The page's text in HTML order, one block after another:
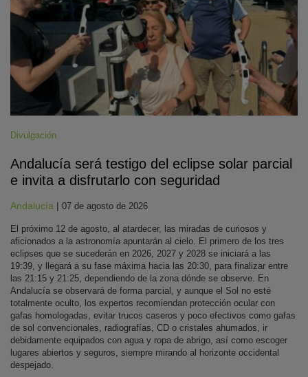
Divulgación
Andalucía será testigo del eclipse solar parcial
e invita a disfrutarlo con seguridad
Andalucía | 07 de agosto de 2026
El próximo 12 de agosto, al atardecer, las miradas de curiosos y
aficionados a la astronomía apuntarán al cielo. El primero de los tres
eclipses que se sucederán en 2026, 2027 y 2028 se iniciará a las
19:39, y llegará a su fase máxima hacia las 20:30, para finalizar entre
las 21:15 y 21:25, dependiendo de la zona dónde se observe. En
Andalucía se observará de forma parcial, y aunque el Sol no esté
totalmente oculto, los expertos recomiendan protección ocular con
gafas homologadas, evitar trucos caseros y poco efectivos como gafas
de sol convencionales, radiografías, CD o cristales ahumados, ir
debidamente equipados con agua y ropa de abrigo, así como escoger
lugares abiertos y seguros, siempre mirando al horizonte occidental
despejado.